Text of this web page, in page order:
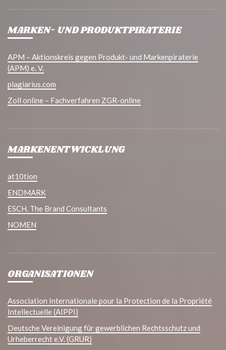
MARKEN- UND PRODUKTPIRATERIE
APM – Aktionskreis gegen Produkt- und Markenpiraterie
(APM) e. V.
plagiarius.com
Zoll online – Fachverfahren ZGR-online
MARKENENTWICKLUNG
at10tion
ENDMARK
ESCH. The Brand Consultants
NOMEN
ORGANISATIONEN
Association Internationale pour la Protection de la Propriété
Intellectuelle (AIPPI)
Deutsche Vereinigung für gewerblichen Rechtsschutz und
Urheberrecht e.V. (GRUR)